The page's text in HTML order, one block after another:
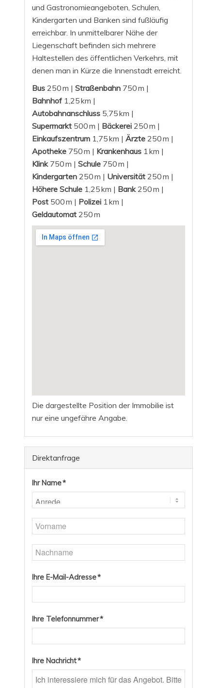
und Gastronomieangeboten, Schulen,
Kindergarten und Banken sind fußläufig
erreichbar. In unmittelbarer Nähe der
Liegenschaft befinden sich mehrere
Haltestellen des öffentlichen Verkehrs, mit
denen man in Kürze die Innenstadt erreicht.
Bus 250 m | Straßenbahn 750 m |
Bahnhof 1,25 km |
Autobahnanschluss 5,75 km |
Supermarkt 500 m | Bäckerei 250 m |
Einkaufszentrum 1,75 km | Ärzte 250 m |
Apotheke 750 m | Krankenhaus 1 km |
Klink750 m | Schule 750 m |
Kindergarten 250 m | Universität 250 m |
Höhere Schule 1,25 km | Bank250 m |
Post 500 m | Polizei 1 km |
Geldautomat 250 m
Die dargestellte Position der Immobilie ist
nur eine ungefähre Angabe.
Direktanfrage
Ihr Name *
Ihre E-Mail-Adresse *
Ihre Telefonnummer *
Ihre Nachricht *